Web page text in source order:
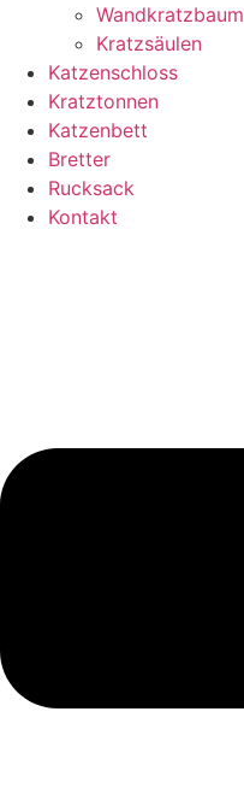
Wandkratzbaum
Kratzsäulen
Katzenschloss
Kratztonnen
Katzenbett
Bretter
Rucksack
Kontakt